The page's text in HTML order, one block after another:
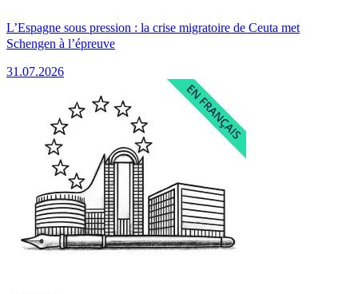
L’Espagne sous pression : la crise migratoire de Ceuta met
Schengen à l’épreuve
31.07.2026